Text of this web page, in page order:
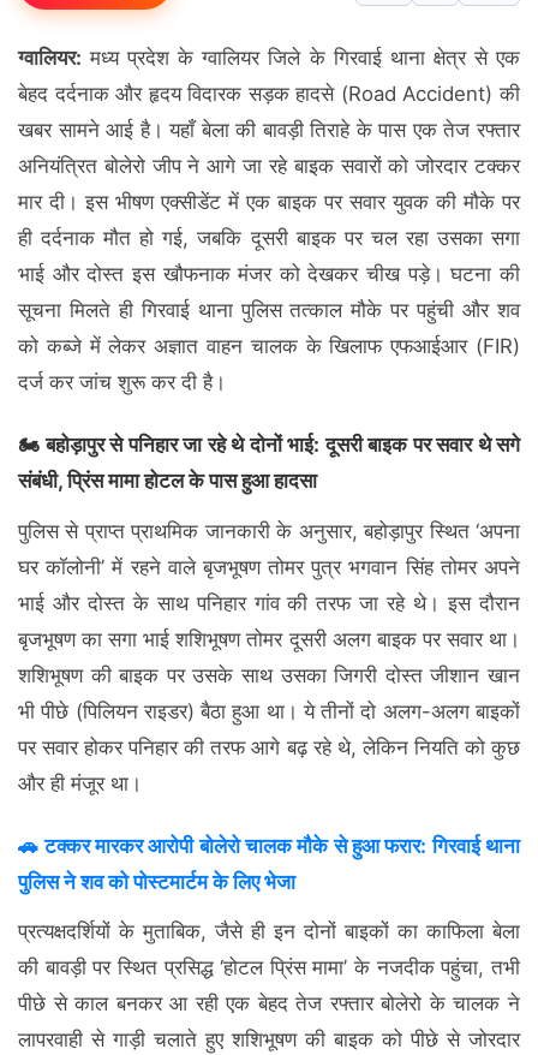
ग्वालियर: मध्य प्रदेश के ग्वालियर जिले के गिरवाई थाना क्षेत्र से एक
बेहद दर्दनाक और हृदय विदारक सड़क हादसे (Road Accident) की
खबर सामने आई है। यहाँ बेला की बावड़ी तिराहे के पास एक तेज रफ्तार
अनियंत्रित बोलेरो जीप ने आगे जा रहे बाइक सवारों को जोरदार टक्कर
मार दी। इस भीषण एक्सीडेंट में एक बाइक पर सवार युवक की मौके पर
ही दर्दनाक मौत हो गई, जबकि दूसरी बाइक पर चल रहा उसका सगा
भाई और दोस्त इस खौफनाक मंजर को देखकर चीख पड़े। घटना की
सूचना मिलते ही गिरवाई थाना पुलिस तत्काल मौके पर पहुंची और शव
को कब्जे में लेकर अज्ञात वाहन चालक के खिलाफ एफआईआर (FIR)
दर्ज कर जांच शुरू कर दी है।
🏍️ बहोड़ापुर से पनिहार जा रहे थे दोनों भाई: दूसरी बाइक पर सवार थे सगे
संबंधी, प्रिंस मामा होटल के पास हुआ हादसा
पुलिस से प्राप्त प्राथमिक जानकारी के अनुसार, बहोड़ापुर स्थित ‘अपना
घर कॉलोनी’ में रहने वाले बृजभूषण तोमर पुत्र भगवान सिंह तोमर अपने
भाई और दोस्त के साथ पनिहार गांव की तरफ जा रहे थे। इस दौरान
बृजभूषण का सगा भाई शशिभूषण तोमर दूसरी अलग बाइक पर सवार था।
शशिभूषण की बाइक पर उसके साथ उसका जिगरी दोस्त जीशान खान
भी पीछे (पिलियन राइडर) बैठा हुआ था। ये तीनों दो अलग-अलग बाइकों
पर सवार होकर पनिहार की तरफ आगे बढ़ रहे थे, लेकिन नियति को कुछ
और ही मंजूर था।
🚗 टक्कर मारकर आरोपी बोलेरो चालक मौके से हुआ फरार: गिरवाई थाना
पुलिस ने शव को पोस्टमार्टम के लिए भेजा
प्रत्यक्षदर्शियों के मुताबिक, जैसे ही इन दोनों बाइकों का काफिला बेला
की बावड़ी पर स्थित प्रसिद्ध ‘होटल प्रिंस मामा’ के नजदीक पहुंचा, तभी
पीछे से काल बनकर आ रही एक बेहद तेज रफ्तार बोलेरो के चालक ने
लापरवाही से गाड़ी चलाते हुए शशिभूषण की बाइक को पीछे से जोरदार